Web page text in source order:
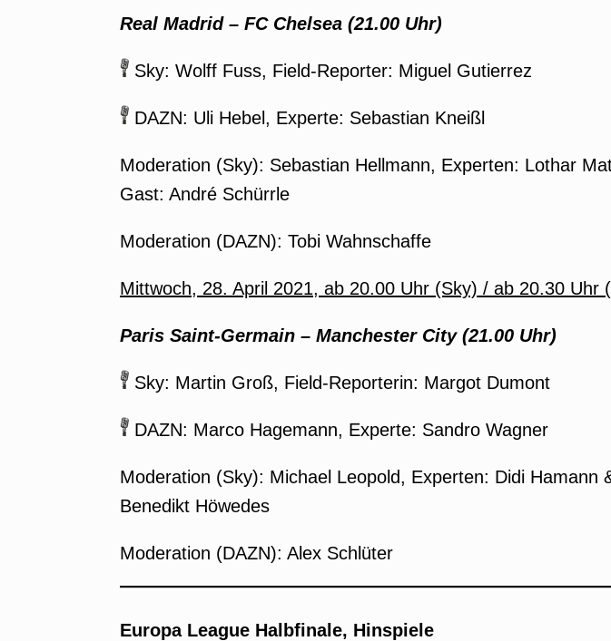
Real Madrid – FC Chelsea (21.00 Uhr)
Sky: Wolff Fuss, Field-Reporter: Miguel Gutierrez
DAZN: Uli Hebel, Experte: Sebastian Kneißl
Moderation (Sky): Sebastian Hellmann, Experten: Lothar
Gast: André Schürrle
Moderation (DAZN): Tobi Wahnschaffe
Mittwoch, 28. April 2021, ab 20.00 Uhr (Sky) / ab 20.30 Uhr
Paris Saint-Germain – Manchester City (21.00 Uhr)
Sky: Martin Groß, Field-Reporterin: Margot Dumont
DAZN: Marco Hagemann, Experte: Sandro Wagner
Moderation (Sky): Michael Leopold, Experten: Didi Hamann
Benedikt Höwedes
Moderation (DAZN): Alex Schlüter
Europa League Halbfinale, Hinspiele